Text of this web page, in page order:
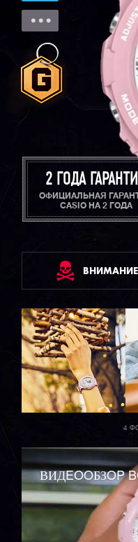
2 ГОДА
ОФИЦИАЛЬНАЯ
CASIO НА 2 ГОДА
4
ВИДEOOБЗOP